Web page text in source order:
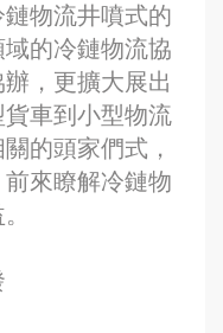
物流井噴式的
的冷鏈物流協
，更擴大展出
車到小型物流
的頭家們式，
來瞭解冷鏈物